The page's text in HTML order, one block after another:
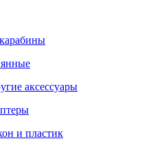
аксессуары
и пластик